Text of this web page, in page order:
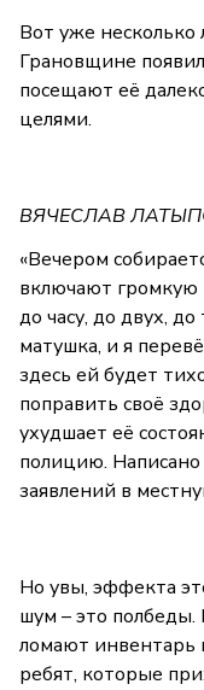
Вот уже несколько
Грановщине
посещают её
целями.
ВЯЧЕСЛАВ
«Вечером
включают громкую
до часу, до двух,
матушка, и я
здесь ей будет
поправить своё
ухудшает её
полицию. Написано
заявлений в
Но увы, эффекта
шум – это
ломают инвентарь
ребят, которые